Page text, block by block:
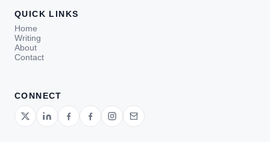
QUICK LINKS
Home
Writing
About
Contact
CONNECT